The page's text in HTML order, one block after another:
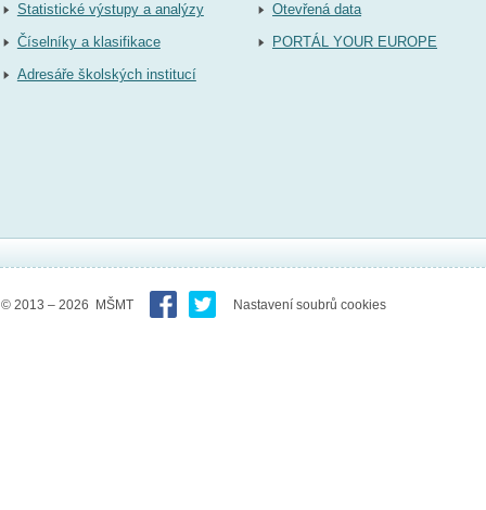
Statistické výstupy a analýzy
Číselníky a klasifikace
Adresáře školských institucí
Otevřená data
PORTÁL YOUR EUROPE
© 2013 – 2026 MŠMT Nastavení soubrů cookies